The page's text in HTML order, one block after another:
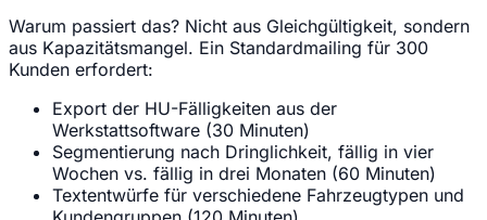
Warum passiert das? Nicht aus Gleichgültigkeit, sondern
aus Kapazitätsmangel. Ein Standardmailing für 300
Kunden erfordert:
Export der HU-Fälligkeiten aus der
Werkstattsoftware (30 Minuten)
Segmentierung nach Dringlichkeit, fällig in vier
Wochen vs. fällig in drei Monaten (60 Minuten)
Textentwürfe für verschiedene Fahrzeugtypen und